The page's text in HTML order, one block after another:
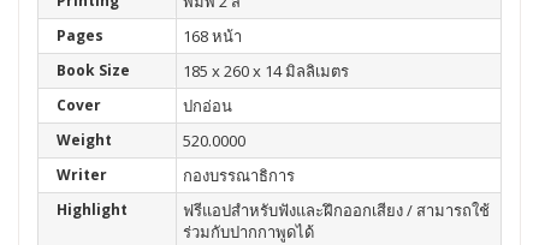
Pages 168 หน้า
Book Size 185 x 260 x 14 มิลลิเมตร
Cover ปกอ่อน
Weight 520.0000
Writer กองบรรณาธิการ
Highlight
ฟรีแอปสำหรับฟังและฝึกออกเสียง / สามารถใช้
ร่วมกับปากกาพูดได้